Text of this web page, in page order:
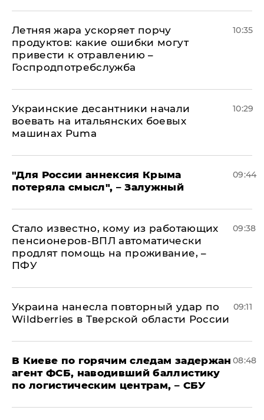
Летняя жара ускоряет порчу
продуктов: какие ошибки могут
привести к отравлению –
Госпродпотребслужба
10:35
Украинские десантники начали
воевать на итальянских боевых
машинах Puma
10:29
"Для России аннексия Крыма
потеряла смысл", – Залужный
09:44
Стало известно, кому из работающих
пенсионеров-ВПЛ автоматически
продлят помощь на проживание, –
ПФУ
09:38
Украина нанесла повторный удар по
Wildberries в Тверской области России
09:11
В Киеве по горячим следам задержан
агент ФСБ, наводивший баллистику
по логистическим центрам, – СБУ
08:48